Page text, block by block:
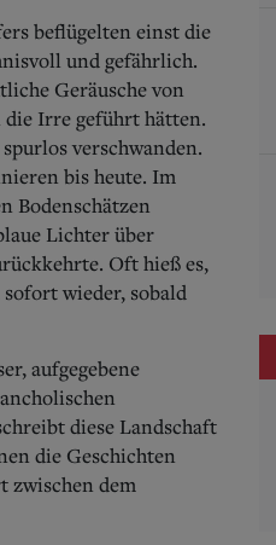
beflügelten einst die
und gefährlich.
Geräusche von
Irre geführt hätten.
verschwanden.
bis heute. Im
Bodenschätzen
Lichter über
Oft hieß es,
wieder, sobald
aufgegebene
diese Landschaft
die Geschichten
zwischen dem